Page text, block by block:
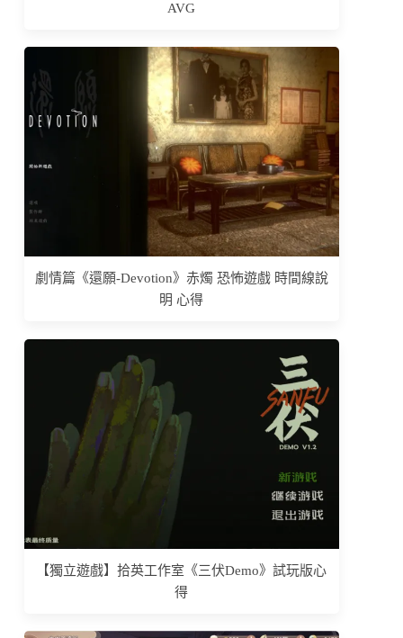
AVG
劇情篇《還願-Devotion》赤燭 恐怖遊戲 時間線說
明 心得
【獨立遊戲】拾英工作室《三伏Demo》試玩版心
得